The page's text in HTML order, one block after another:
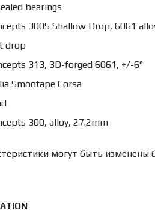
bearings
300S Shallow Drop, 6061
drop
313, 3D-forged 6061, +/-6°
Smootape Corsa
300, alloy, 27.2mm
могут быть изменены